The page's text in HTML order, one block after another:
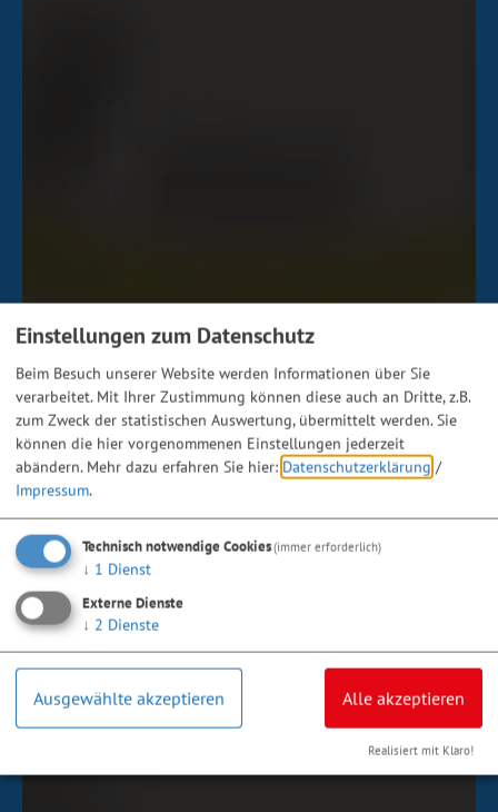
Einstellungen zum Datenschutz
Beim Besuch unserer Website werden Informationen über Sie
verarbeitet. Mit Ihrer Zustimmung können diese auch an Dritte, z.B.
zum Zweck der statistischen Auswertung, übermittelt werden. Sie
können die hier vorgenommenen Einstellungen jederzeit
abändern. Mehr dazu erfahren Sie hier: Datenschutzerklärung /
Impressum.
Technisch notwendige Cookies(immer erforderlich)
↓ 1 Dienst
Externe Dienste
↓ 2 Dienste
Ausgewählte akzeptieren Alle akzeptieren
Realisiert mit Klaro!